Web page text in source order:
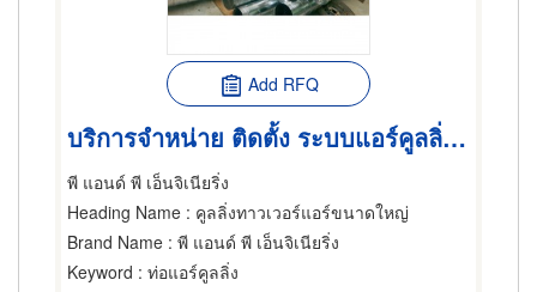
Add RFQ
บริการจำหน่าย ติดตั้ง ระบบแอร์คูลลิ่ง โรงงานอุตสาหกรรม
พี แอนด์ พี เอ็นจิเนียริ่ง
Heading Name : คูลลิ่งทาวเวอร์แอร์ขนาดใหญ่
Brand Name : พี แอนด์ พี เอ็นจิเนียริ่ง
Keyword : ท่อแอร์คูลลิ่ง